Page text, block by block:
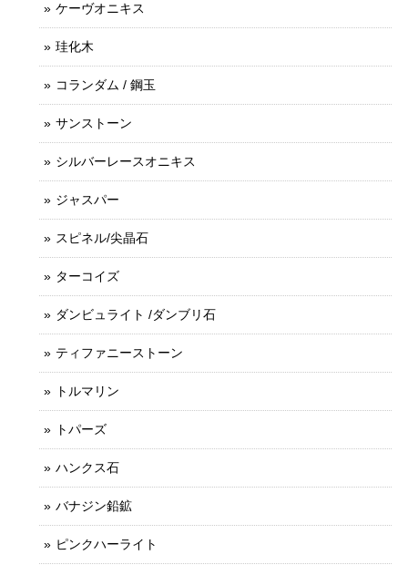
ケーヴオニキス
珪化木
コランダム / 鋼玉
サンストーン
シルバーレースオニキス
ジャスパー
スピネル/尖晶石
ターコイズ
ダンビュライト /ダンブリ石
ティファニーストーン
トルマリン
トパーズ
ハンクス石
バナジン鉛鉱
ピンクハーライト